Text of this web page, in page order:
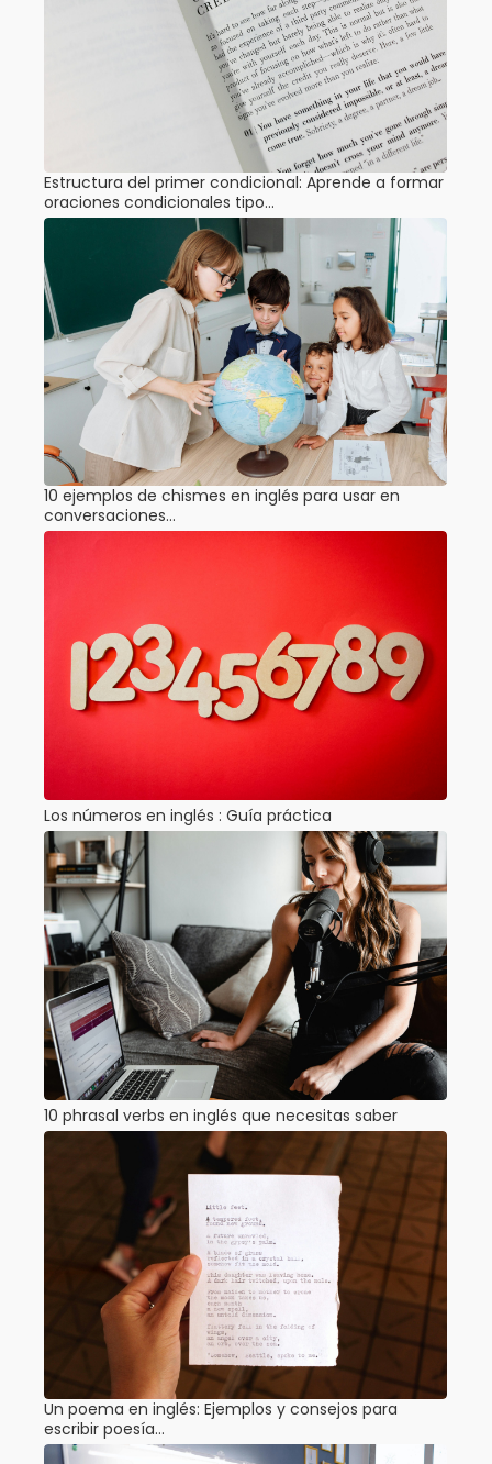
Estructura del primer condicional: Aprende a formar
oraciones condicionales tipo…
10 ejemplos de chismes en inglés para usar en
conversaciones…
Los números en inglés : Guía práctica
10 phrasal verbs en inglés que necesitas saber
Un poema en inglés: Ejemplos y consejos para
escribir poesía…